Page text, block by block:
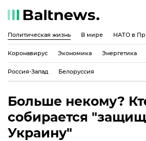
Политическая жизнь В мире НАТО в
Коронавирус Экономика Энергетика
Россия-Запад Белоруссия
Больше некому?
собирается
Украину"